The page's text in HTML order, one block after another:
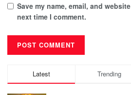
Save my name, email, and
next time I comment.
Latest Trending